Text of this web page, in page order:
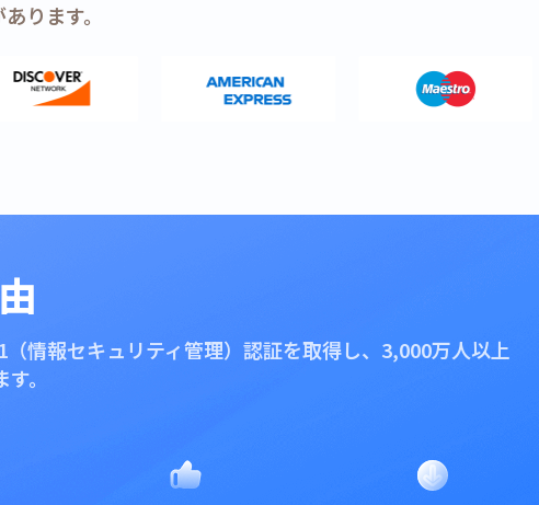
ります。
情報セキュリティ管理）認証を取得し、3,000万人以上
。